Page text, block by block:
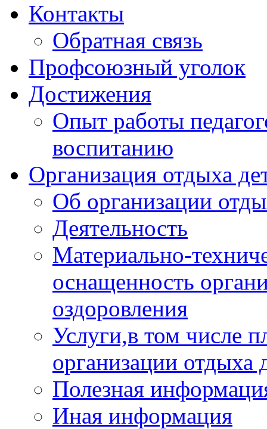
Контакты
Обратная связь
Профсоюзный уголок
Достижения
Опыт работы
воспитанию
Организация отдыха
Об организации
Деятельность
Материально-
оснащенность
оздоровления
Услуги,в том числе
организации отдыха
Полезная
Иная информация